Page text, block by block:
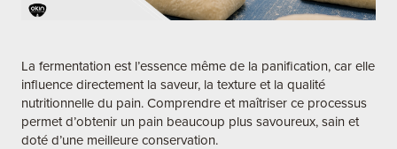
La fermentation est l’essence même de la panification, car elle
influence directement la saveur, la texture et la qualité
nutritionnelle du pain. Comprendre et maîtriser ce processus
permet d’obtenir un pain beaucoup plus savoureux, sain et
doté d’une meilleure conservation.